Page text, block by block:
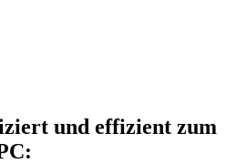
und effizient zum